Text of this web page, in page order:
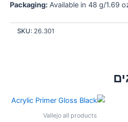
Packaging: Available in 48 g/1.69
SKU: 26.301
Vallejo all products